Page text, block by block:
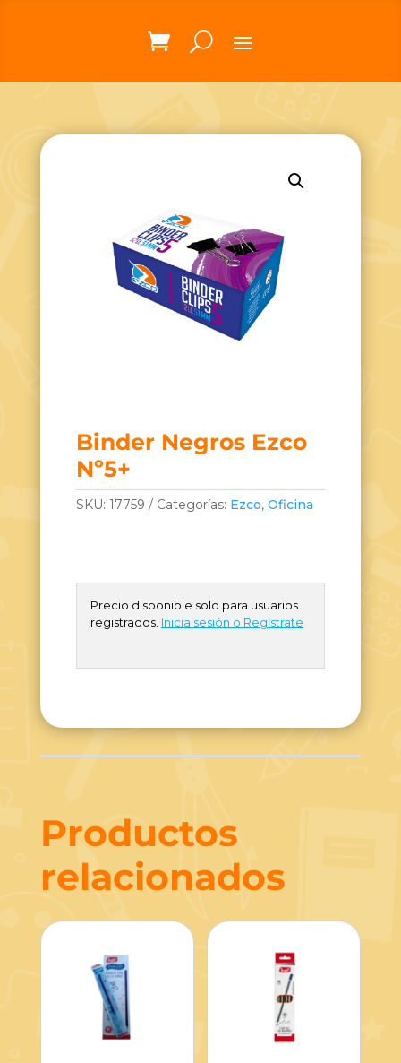
Binder Negros Ezco
Nº5+
SKU: 17759 Categorías: Ezco, Oficina
Precio disponible solo para usuarios
registrados. Inicia sesión o Regístrate
Productos
relacionados